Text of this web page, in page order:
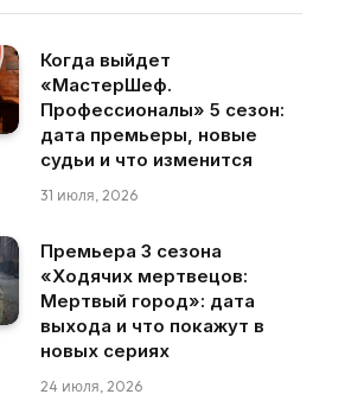
Когда выйдет
«МастерШеф.
Профессионалы» 5 сезон:
дата премьеры, новые
судьи и что изменится
31 июля, 2026
Премьера 3 сезона
«Ходячих мертвецов:
Мертвый город»: дата
выхода и что покажут в
новых сериях
24 июля, 2026